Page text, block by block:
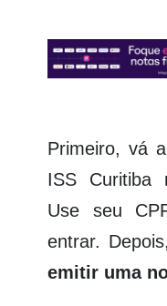
Primeiro, vá
ISS
Use seu
entrar.
emitir uma